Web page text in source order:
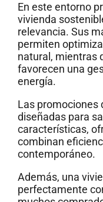
En este entorno
vivienda
relevancia. Sus
permiten
natural, mientras
favorecen una
energía.
Las promociones
diseñadas para
características,
combinan
contemporáneo.
Además, una
perfectamente